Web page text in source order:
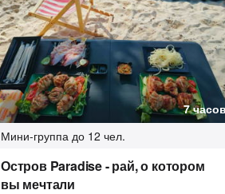
7 часов
Мини-группа до 12 чел.
Остров Paradise - рай, о котором
вы мечтали